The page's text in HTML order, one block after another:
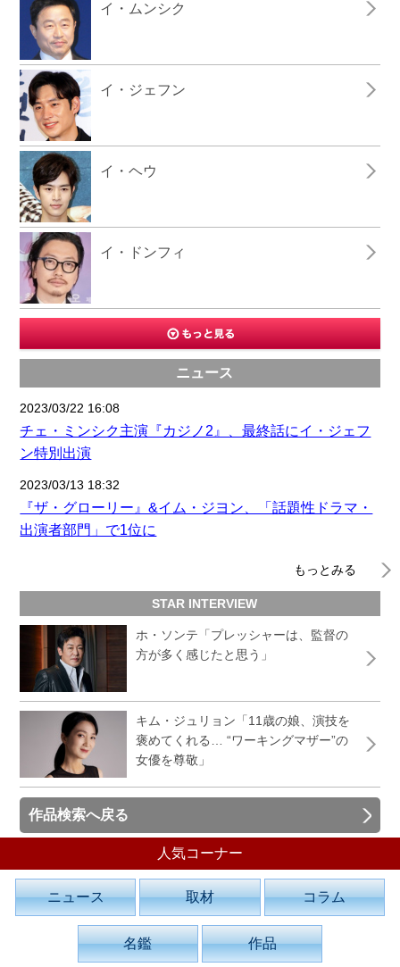
イ・ムンシク
イ・ジェフン
イ・ヘウ
イ・ドンフィ
ニュース
2023/03/22 16:08
チェ・ミンシク主演『カジノ2』、最終話にイ・ジェフ
ン特別出演
2023/03/13 18:32
『ザ・グローリー』&イム・ジヨン、「話題性ドラマ・
出演者部門」で1位に
もっとみる
STAR INTERVIEW
ホ・ソンテ「プレッシャーは、監督の
方が多く感じたと思う」
キム・ジュリョン「11歳の娘、演技を
褒めてくれる… “ワーキングマザー”の
女優を尊敬」
作品検索へ戻る
人気コーナー
ニュース 取材 コラム
名鑑 作品